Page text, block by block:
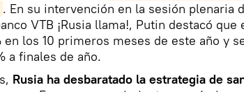
. En su intervención en la sesión plenaria
VTB ¡Rusia llama!, Putin destacó que
los 10 primeros meses de este año y
a finales de año.
Rusia ha desbaratado la estrategia de